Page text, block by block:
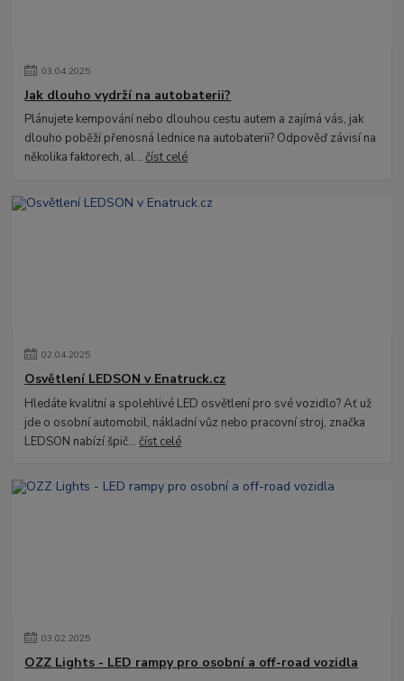
03.04.2025
Jak dlouho vydrží na autobaterii?
Plánujete kempování nebo dlouhou cestu autem a zajímá vás, jak
dlouho poběží přenosná lednice na autobaterii? Odpověď závisí na
několika faktorech, al...číst celé
02.04.2025
Osvětlení LEDSON v Enatruck.cz
Hledáte kvalitní a spolehlivé LED osvětlení pro své vozidlo? Ať už
jde o osobní automobil, nákladní vůz nebo pracovní stroj, značka
LEDSON nabízí špič...číst celé
03.02.2025
OZZ Lights - LED rampy pro osobní a off-road vozidla